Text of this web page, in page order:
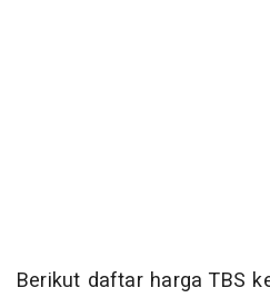
Berikut daftar harga TBS